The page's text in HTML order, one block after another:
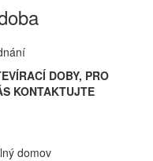
DOBY, PRO
KONTAKTUJTE
domov